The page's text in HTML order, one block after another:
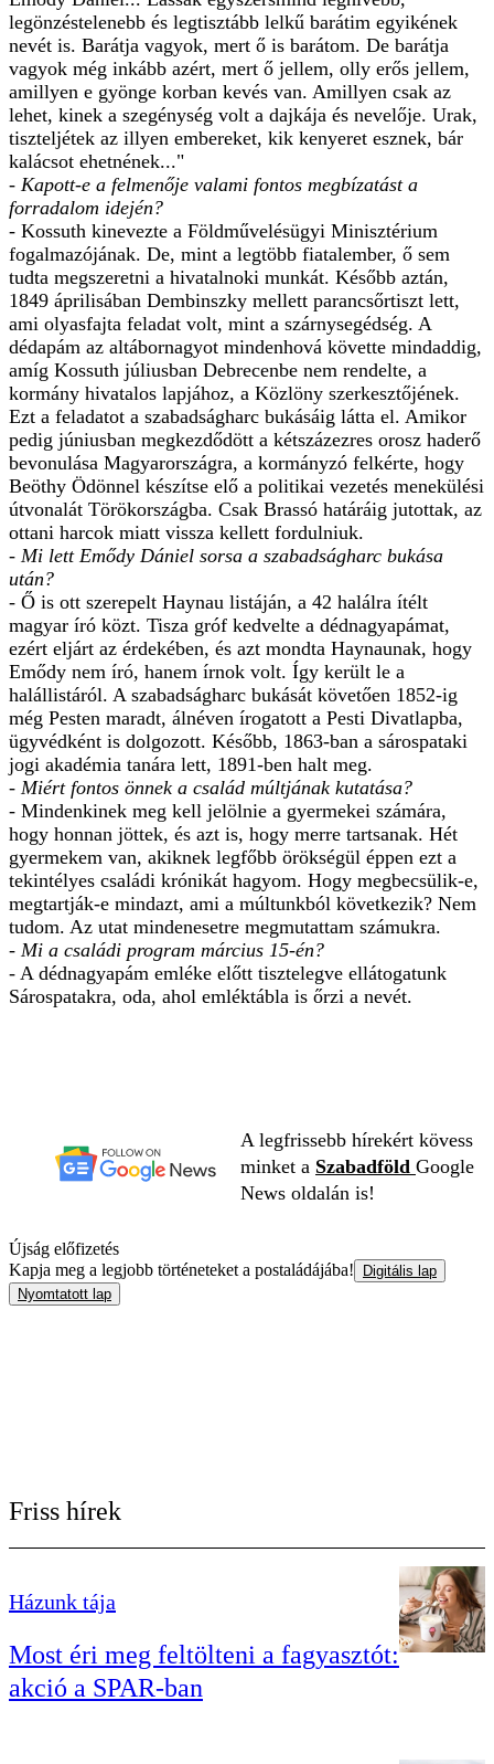
legönzéstelenebb és legtisztább lelkű barátim egyikének
nevét is. Barátja vagyok, mert ő is barátom. De barátja
vagyok még inkább azért, mert ő jellem, olly erős jellem,
amillyen e gyönge korban kevés van. Amillyen csak az
lehet, kinek a szegénység volt a dajkája és nevelője. Urak,
tiszteljétek az illyen embereket, kik kenyeret esznek, bár
kalácsot ehetnének..."
- Kapott-e a felmenője valami fontos megbízatást a
forradalom idején?
- Kossuth kinevezte a Földművelésügyi Minisztérium
fogalmazójának. De, mint a legtöbb fiatalember, ő sem
tudta megszeretni a hivatalnoki munkát. Később aztán,
1849 áprilisában Dembinszky mellett parancsőrtiszt lett,
ami olyasfajta feladat volt, mint a szárnysegédség. A
dédapám az altábornagyot mindenhová követte mindaddig,
amíg Kossuth júliusban Debrecenbe nem rendelte, a
kormány hivatalos lapjához, a Közlöny szerkesztőjének.
Ezt a feladatot a szabadságharc bukásáig látta el. Amikor
pedig júniusban megkezdődött a kétszázezres orosz haderő
bevonulása Magyarországra, a kormányzó felkérte, hogy
Beöthy Ödönnel készítse elő a politikai vezetés menekülési
útvonalát Törökországba. Csak Brassó határáig jutottak, az
ottani harcok miatt vissza kellett fordulniuk.
- Mi lett Emődy Dániel sorsa a szabadságharc bukása
után?
- Ő is ott szerepelt Haynau listáján, a 42 halálra ítélt
magyar író közt. Tisza gróf kedvelte a dédnagyapámat,
ezért eljárt az érdekében, és azt mondta Haynaunak, hogy
Emődy nem író, hanem írnok volt. Így került le a
halállistáról. A szabadságharc bukását követően 1852-ig
még Pesten maradt, álnéven írogatott a Pesti Divatlapba,
ügyvédként is dolgozott. Később, 1863-ban a sárospataki
jogi akadémia tanára lett, 1891-ben halt meg.
- Miért fontos önnek a család múltjának kutatása?
- Mindenkinek meg kell jelölnie a gyermekei számára,
hogy honnan jöttek, és azt is, hogy merre tartsanak. Hét
gyermekem van, akiknek legfőbb örökségül éppen ezt a
tekintélyes családi krónikát hagyom. Hogy megbecsülik-e,
megtartják-e mindazt, ami a múltunkból következik? Nem
tudom. Az utat mindenesetre megmutattam számukra.
- Mi a családi program március 15-én?
- A dédnagyapám emléke előtt tisztelegve ellátogatunk
Sárospatakra, oda, ahol emléktábla is őrzi a nevét.
A legfrissebb hírekért kövess
minket a Szabadföld Google
News oldalán is!
Újság előfizetés
Kapja meg a legjobb történeteket a postaládájába!
Digitális lap
Nyomtatott lap
Friss hírek
Házunk tája
Most éri meg feltölteni a fagyasztót:
akció a SPAR-ban